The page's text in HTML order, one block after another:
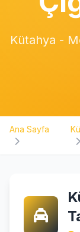
Kütahya -
Ana Sayfa